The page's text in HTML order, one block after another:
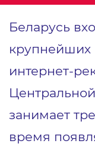
Беларусь
крупнейших
интернет-
занимает
время